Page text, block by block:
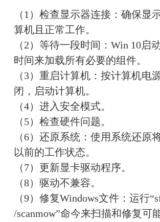
（1）检查显示器连接：确保显
算机且正常工作。
（2）等待一段时间：Win 10启
时间来加载所有必要的组件。
（3）重启计算机：按计算机电
闭，启动计算机。
（4）进入安全模式。
（5）检查硬件问题。
（6）还原系统：使用系统还原
以前的工作状态。
（7）更新显卡驱动程序。
（8）驱动不兼容。
（9）修复Windows文件：运行
/scanmow”命今来扫描和修复可